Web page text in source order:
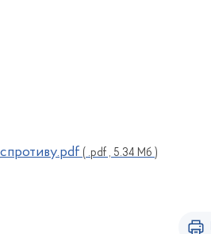
( .pdf , 5.34 Мб )